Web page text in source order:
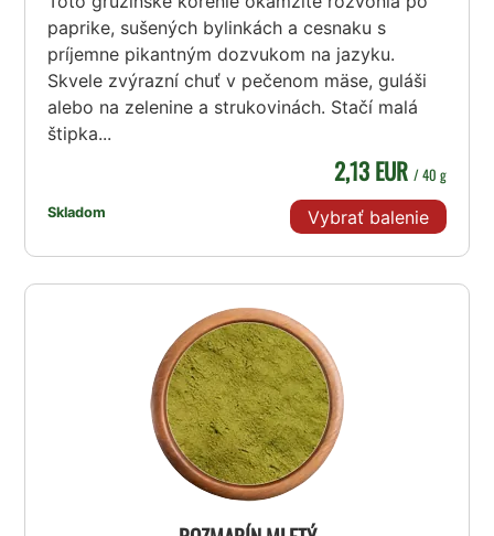
paprike, sušených bylinkách a cesnaku s
príjemne pikantným dozvukom na jazyku.
Skvele zvýrazní chuť v pečenom mäse, guláši
alebo na zelenine a strukovinách. Stačí malá
štipka...
Skladom
2,13 EUR / 40 g
Vybrať balenie